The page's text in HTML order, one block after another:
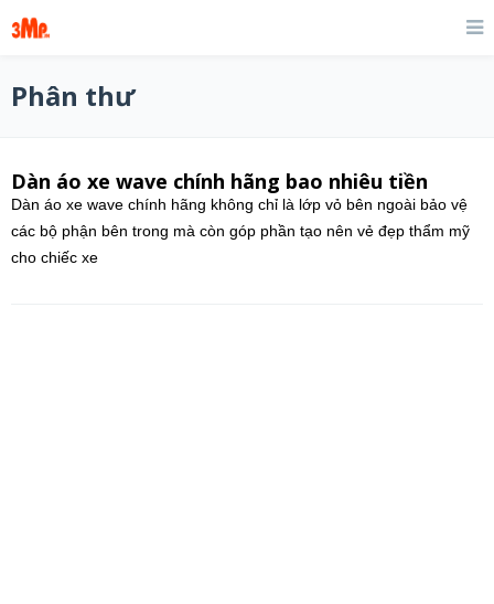
Phân thư
Dàn áo xe wave chính hãng bao nhiêu tiền
Dàn áo xe wave chính hãng không chỉ là lớp vỏ bên ngoài bảo vệ
các bộ phận bên trong mà còn góp phần tạo nên vẻ đẹp thẩm mỹ
cho chiếc xe